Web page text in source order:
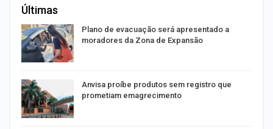
Últimas
Plano de evacuação será apresentado a
moradores da Zona de Expansão
Anvisa proíbe produtos sem registro que
prometiam emagrecimento